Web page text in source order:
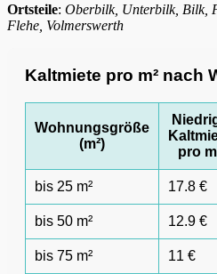
Ortsteile: Oberbilk, Unterbilk, Bilk,
Flehe, Volmerswerth
Kaltmiete pro m² nach
Wohnungsgröße
(m²)
pro
bis 25 m² 17.8 €
bis 50 m² 12.9 €
bis 75 m² 11 €